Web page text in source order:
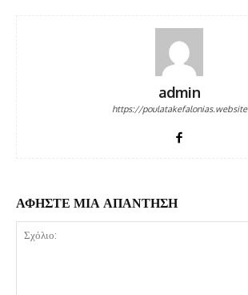
admin
https://poulatakefalonias.website
ΑΦΗΣΤΕ ΜΙΑ ΑΠΑΝΤΗΣΗ